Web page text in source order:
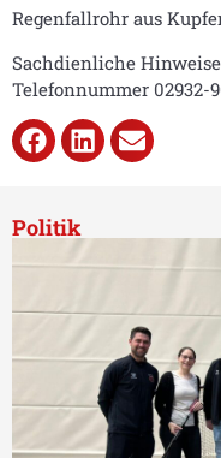
Regenfallrohr aus
Sachdienliche
Telefonnummer 02932-
Politik